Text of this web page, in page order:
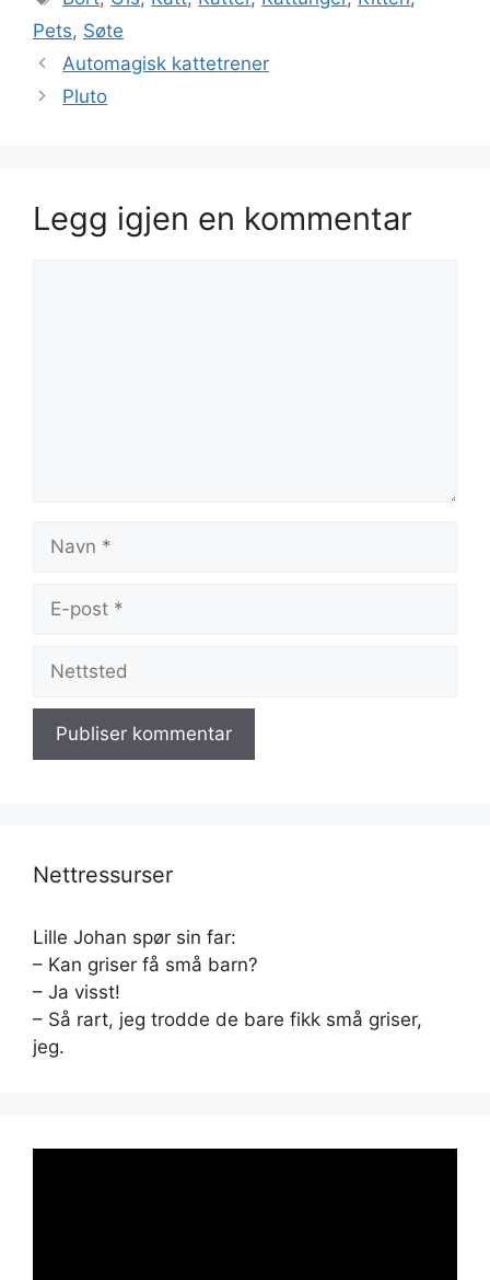
Pets, Søte
Automagisk kattetrener
Pluto
Legg igjen en kommentar
Navn
Nettsted
Nettressurser
Lille Johan spør sin far:
– Kan griser få små barn?
– Ja visst!
– Så rart, jeg trodde de bare fikk små griser,
jeg.